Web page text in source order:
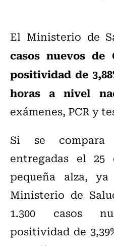
El Ministerio de
casos nuevos de
positividad de
horas a nivel
exámenes, PCR y
Si se
entregadas el
pequeña alza,
Ministerio de
1.300 casos
positividad de